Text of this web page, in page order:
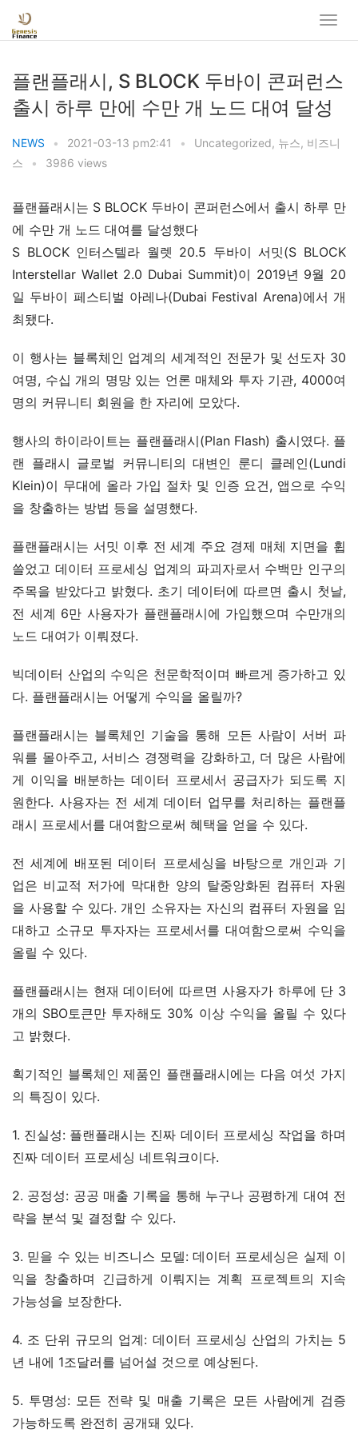
플랜플래시, S BLOCK 두바이 콘퍼런스
출시 하루 만에 수만 개 노드 대여 달성
NEWS • 2021-03-13 pm2:41 • Uncategorized, 뉴스, 비즈니
스
• 3986 views
플랜플래시는 S BLOCK 두바이 콘퍼런스에서 출시 하루 만
에 수만 개 노드 대여를 달성했다
S BLOCK 인터스텔라 월렛 20.5 두바이 서밋(S BLOCK
Interstellar Wallet 2.0 Dubai Summit)이 2019년 9월 20
일 두바이 페스티벌 아레나(Dubai Festival Arena)에서 개
최됐다.
이 행사는 블록체인 업계의 세계적인 전문가 및 선도자 30
여명, 수십 개의 명망 있는 언론 매체와 투자 기관, 4000여
명의 커뮤니티 회원을 한 자리에 모았다.
행사의 하이라이트는 플랜플래시(Plan Flash) 출시였다. 플
랜 플래시 글로벌 커뮤니티의 대변인 룬디 클레인(Lundi
Klein)이 무대에 올라 가입 절차 및 인증 요건, 앱으로 수익
을 창출하는 방법 등을 설명했다.
플랜플래시는 서밋 이후 전 세계 주요 경제 매체 지면을 휩
쓸었고 데이터 프로세싱 업계의 파괴자로서 수백만 인구의
주목을 받았다고 밝혔다. 초기 데이터에 따르면 출시 첫날,
전 세계 6만 사용자가 플랜플래시에 가입했으며 수만개의
노드 대여가 이뤄졌다.
빅데이터 산업의 수익은 천문학적이며 빠르게 증가하고 있
다. 플랜플래시는 어떻게 수익을 올릴까?
플랜플래시는 블록체인 기술을 통해 모든 사람이 서버 파
워를 몰아주고, 서비스 경쟁력을 강화하고, 더 많은 사람에
게 이익을 배분하는 데이터 프로세서 공급자가 되도록 지
원한다. 사용자는 전 세계 데이터 업무를 처리하는 플랜플
래시 프로세서를 대여함으로써 혜택을 얻을 수 있다.
전 세계에 배포된 데이터 프로세싱을 바탕으로 개인과 기
업은 비교적 저가에 막대한 양의 탈중앙화된 컴퓨터 자원
을 사용할 수 있다. 개인 소유자는 자신의 컴퓨터 자원을 임
대하고 소규모 투자자는 프로세서를 대여함으로써 수익을
올릴 수 있다.
플랜플래시는 현재 데이터에 따르면 사용자가 하루에 단 3
개의 SBO토큰만 투자해도 30% 이상 수익을 올릴 수 있다
고 밝혔다.
획기적인 블록체인 제품인 플랜플래시에는 다음 여섯 가지
의 특징이 있다.
1. 진실성: 플랜플래시는 진짜 데이터 프로세싱 작업을 하며
진짜 데이터 프로세싱 네트워크이다.
2. 공정성: 공공 매출 기록을 통해 누구나 공평하게 대여 전
략을 분석 및 결정할 수 있다.
3. 믿을 수 있는 비즈니스 모델: 데이터 프로세싱은 실제 이
익을 창출하며 긴급하게 이뤄지는 계획 프로젝트의 지속
가능성을 보장한다.
4. 조 단위 규모의 업계: 데이터 프로세싱 산업의 가치는 5
년 내에 1조달러를 넘어설 것으로 예상된다.
5. 투명성: 모든 전략 및 매출 기록은 모든 사람에게 검증
가능하도록 완전히 공개돼 있다.